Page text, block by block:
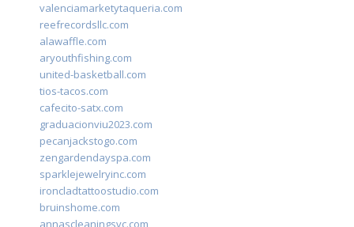
valenciamarketytaqueria.com
reefrecordsllc.com
alawaffle.com
aryouthfishing.com
united-basketball.com
tios-tacos.com
cafecito-satx.com
graduacionviu2023.com
pecanjackstogo.com
zengardendayspa.com
sparklejewelryinc.com
ironcladtattoostudio.com
bruinshome.com
annascleaningsvc.com